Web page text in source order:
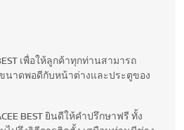
เพื่อให้ลูกค้าทุกท่านสามารถ
นาดพอดีกับหน้าต่างและประตูของ
BEST ยินดีให้คำปรึกษาฟรี ทั้ง